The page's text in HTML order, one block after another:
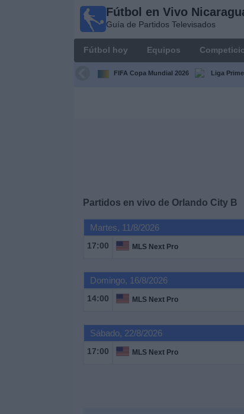
Fútbol en Vivo
Guía de Partidos Televisados
Fútbol hoy Equipos
FIFA Copa Mundial 2026 Liga
Partidos en vivo de Orlando City B
Martes, 11/8/2026
17:00 MLS Next Pro
Domingo, 16/8/2026
14:00 MLS Next Pro
Sábado, 22/8/2026
17:00 MLS Next Pro
Fútbol en
Nicaragua